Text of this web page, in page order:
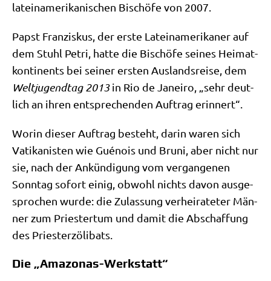
latein­ame­ri­ka­ni­schen Bischö­fe von 2007.
Papst Fran­zis­kus, der erste Latein­ame­ri­ka­ner auf
dem Stuhl Petri, hat­te die Bischö­fe sei­nes Hei­mat­
kon­ti­nents bei sei­ner ersten Aus­lands­rei­se, dem
Welt­ju­gend­tag 2013in Rio de Janei­ro, „sehr deut­
lich an ihren ent­spre­chen­den Auf­trag erinnert“.
Wor­in die­ser Auf­trag besteht, dar­in waren sich
Vati­ka­ni­sten wie Gué­nois und Bruni, aber nicht nur
sie, nach der Ankün­di­gung vom ver­gan­ge­nen
Sonn­tag sofort einig, obwohl nichts davon aus­ge­
spro­chen wur­de: die Zulas­sung ver­hei­ra­te­ter Män­
ner zum Prie­ster­tum und damit die Abschaf­fung
des Priesterzölibats.
Die „Amazonas-Werkstatt“